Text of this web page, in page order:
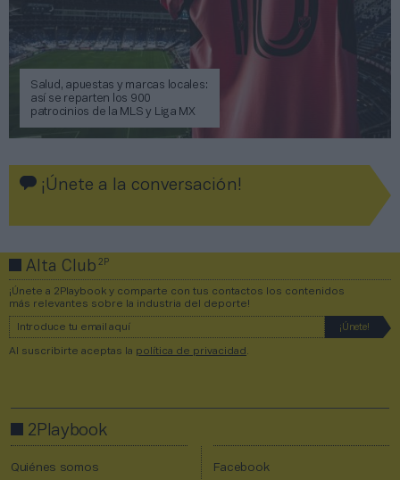
Salud, apuestas y marcas locales:
así se reparten los 900
patrocinios de la MLS y Liga MX
¡Únete a la conversación!
Alta Club2P
¡Únete a 2Playbook y comparte con tus contactos los contenidos
más relevantes sobre la industria del deporte!
Al suscribirte aceptas la política de privacidad
2Playbook
Quiénes somos Facebook